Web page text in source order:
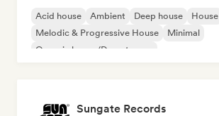
Acid house Ambient Deep house House
Melodic & Progressive House
Minimal
Organic house/Downtempo
Sungate Records